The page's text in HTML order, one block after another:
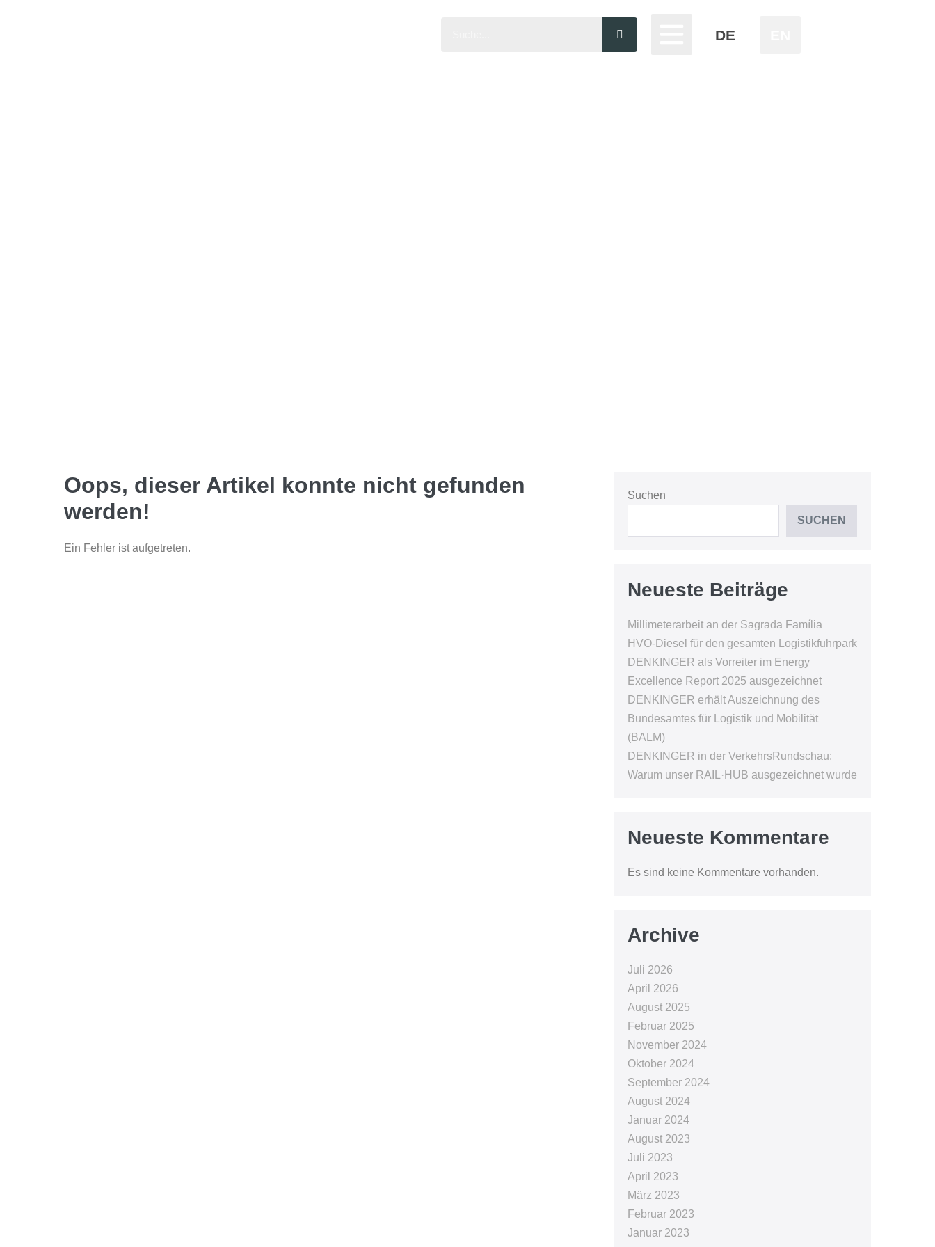
DE
Oops, dieser Artikel konnte nicht gefunden
werden!
Ein Fehler ist aufgetreten.
Suchen
SUCHEN
Neueste Beiträge
Millimeterarbeit an der Sagrada Família
HVO-Diesel für den gesamten Logistikfuhrpark
DENKINGER als Vorreiter im Energy
Excellence Report 2025 ausgezeichnet
DENKINGER erhält Auszeichnung des
Bundesamtes für Logistik und Mobilität
(BALM)
DENKINGER in der VerkehrsRundschau:
Warum unser RAIL·HUB ausgezeichnet wurde
Neueste Kommentare
Es sind keine Kommentare vorhanden.
Archive
Juli 2026
April 2026
August 2025
Februar 2025
November 2024
Oktober 2024
September 2024
August 2024
Januar 2024
August 2023
Juli 2023
April 2023
März 2023
Februar 2023
Januar 2023